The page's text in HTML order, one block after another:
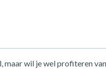
maar wil je wel profiteren